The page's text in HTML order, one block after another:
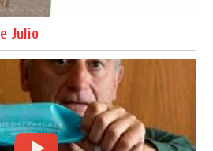
Julio